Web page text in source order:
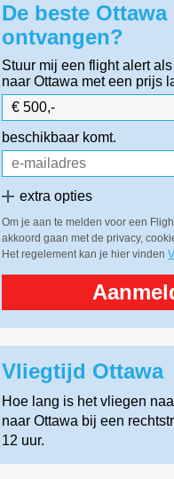
De beste Ottawa
ontvangen?
Stuur mij een flight alert
naar Ottawa met een prijs
beschikbaar komt.
extra opties
Om je aan te melden voor een
akkoord gaan met de privacy,
Het regelement kan je hier vinden
Vliegtijd Ottawa
Hoe lang is het vliegen
naar Ottawa bij een
12 uur.